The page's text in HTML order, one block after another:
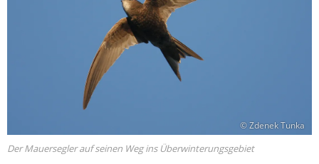
© Zdenek Tunka
Der Mauersegler auf seinen Weg ins Überwinterungsgebiet